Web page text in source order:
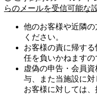
らのメールを受信可能な
他のお客様や近隣
ください。
お客様の責に帰す
任を負いかねますの
虚偽の申告・会員
与、また当施設に
お客様に対しては